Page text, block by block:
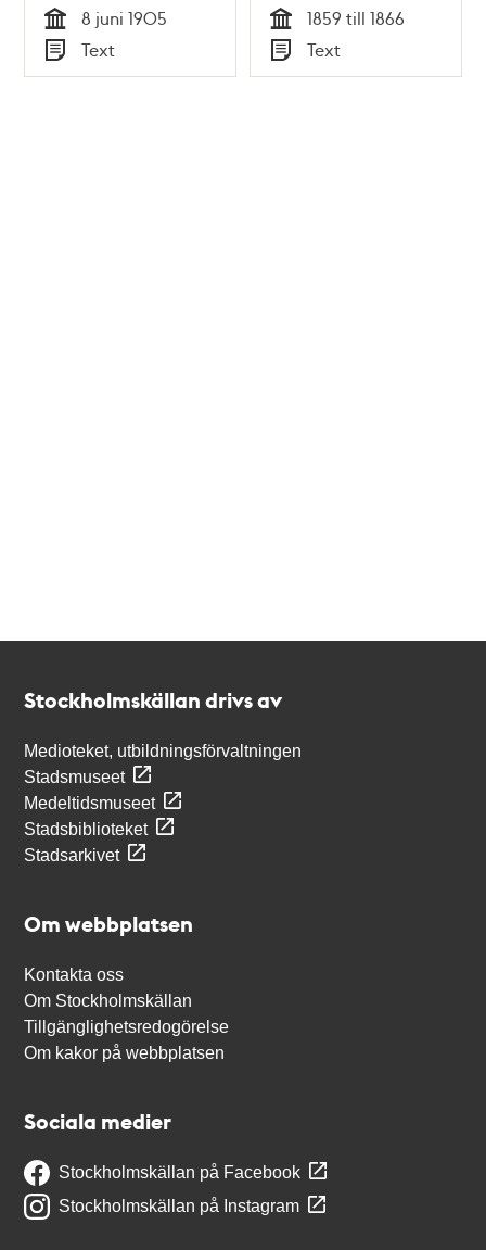
Tid
8 juni 1905
Typ
Text Tid
1859 till 1866
Typ
Text
Stockholmskällan drivs av
Medioteket, utbildningsförvaltningen
Stadsmuseet
Medeltidsmuseet
Stadsbiblioteket
Stadsarkivet
Om webbplatsen
Kontakta oss
Om Stockholmskällan
Tillgänglighetsredogörelse
Om kakor på webbplatsen
Sociala medier
Stockholmskällan på Facebook
Stockholmskällan på Instagram